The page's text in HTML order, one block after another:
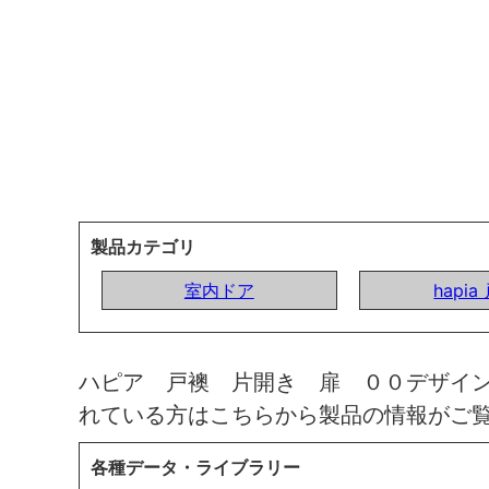
製品カテゴリ
室内ドア
hapia
ハピア 戸襖 片開き 扉 ００デザイン
れている方はこちらから製品の情報がご
各種データ・ライブラリー